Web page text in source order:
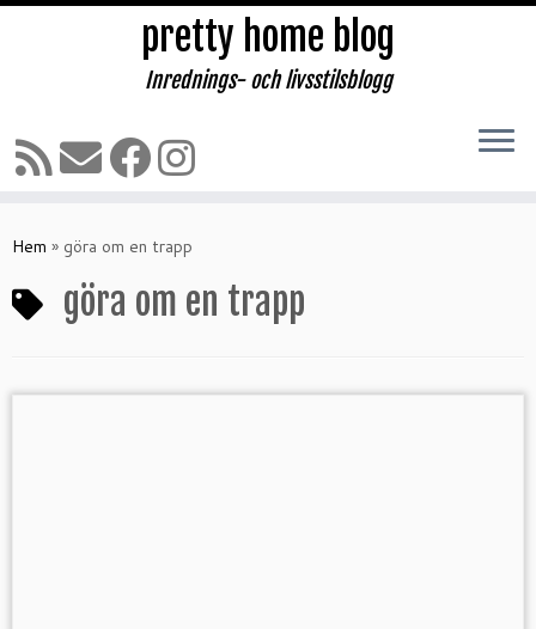
till
pretty home blog
Inrednings- och livsstilsblogg
Hem » göra om en trapp
göra om en trapp